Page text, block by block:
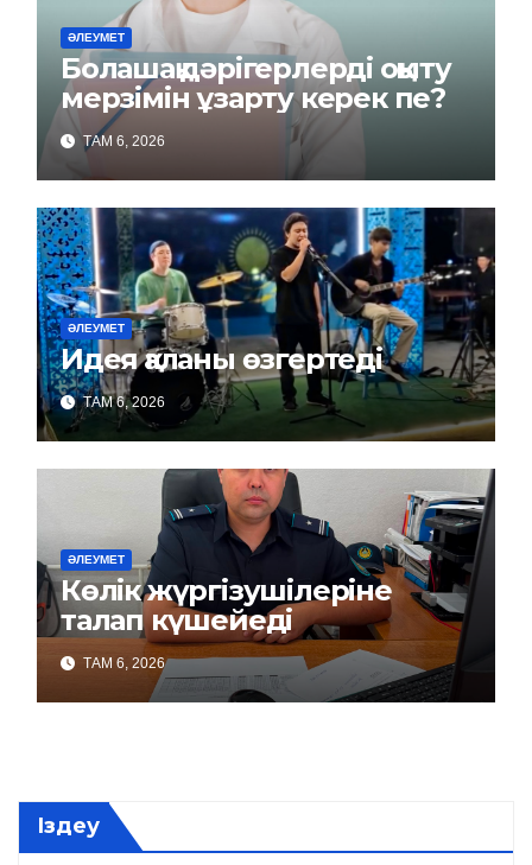
ӘЛЕУМЕТ
Болашақ дәрігерлерді оқыту
мерзімін ұзарту керек пе?
ТАМ 6, 2026
ӘЛЕУМЕТ
Идея қаланы өзгертеді
ТАМ 6, 2026
ӘЛЕУМЕТ
Көлік жүргізушілеріне
талап күшейеді
ТАМ 6, 2026
Іздеу